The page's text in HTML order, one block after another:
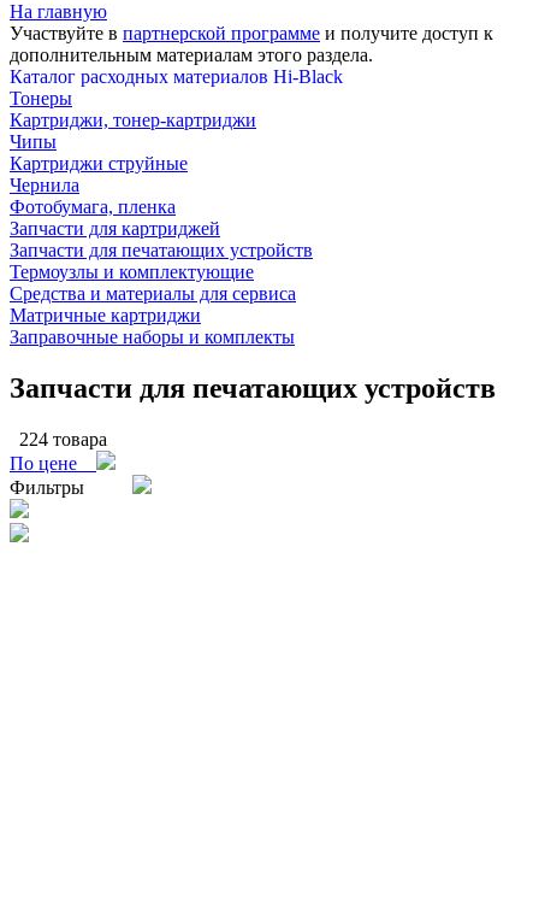
На главную
Участвуйте в партнерской программе и получите доступ к
дополнительным материалам этого раздела.
Каталог расходных материалов Hi-Black
Тонеры
Картриджи, тонер-картриджи
Чипы
Картриджи струйные
Чернила
Фотобумага, пленка
Запчасти для картриджей
Запчасти для печатающих устройств
Термоузлы и комплектующие
Средства и материалы для сервиса
Матричные картриджи
Заправочные наборы и комплекты
Запчасти для печатающих устройств
224 товара
По цене
Фильтры